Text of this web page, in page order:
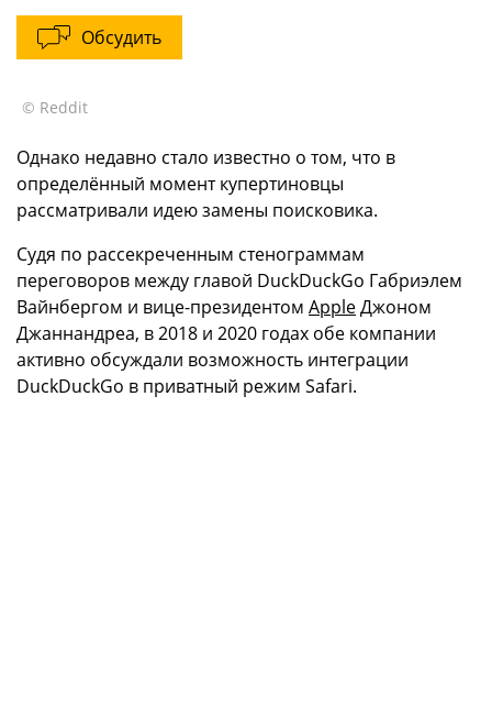
Обсудить
© Reddit
Однако недавно стало известно о том, что в
определённый момент купертиновцы
рассматривали идею замены поисковика.
Судя по рассекреченным стенограммам
переговоров между главой DuckDuckGo Габриэлем
Вайнбергом и вице-президентом AppleДжоном
Джаннандреа, в 2018 и 2020 годах обе компании
активно обсуждали возможность интеграции
DuckDuckGo в приватный режим Safari.